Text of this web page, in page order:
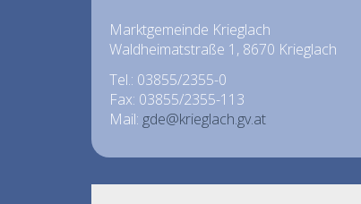
Marktgemeinde Krieglach
Waldheimatstraße 1, 8670 Krieglach
Tel.: 03855/2355-0
Fax: 03855/2355-113
Mail: gde@krieglach.gv.at